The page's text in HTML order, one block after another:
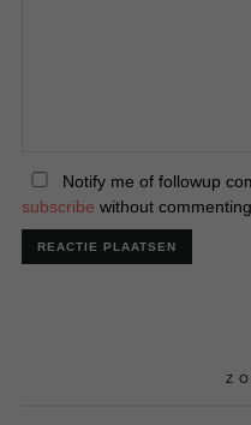
Notify me of followup
subscribe without commenting.